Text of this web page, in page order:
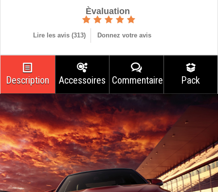
Èvaluation
Lire les avis (313) Donnez votre avis
Description Accessoires Commentaires Pack